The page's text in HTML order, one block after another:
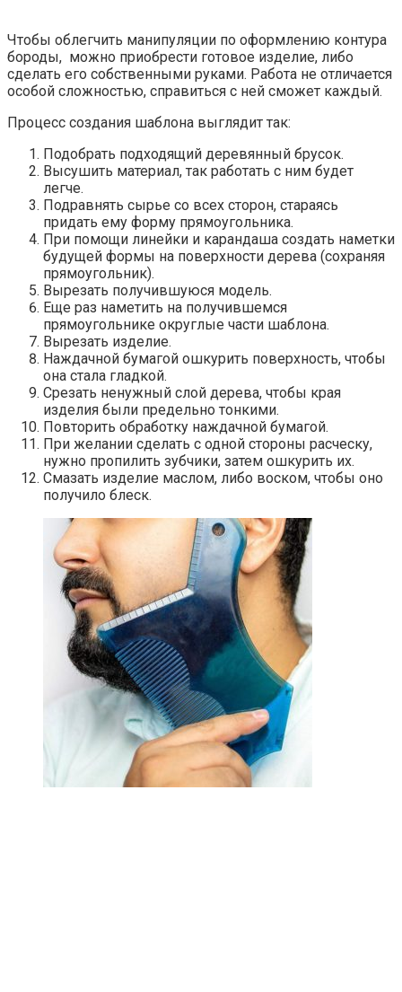
Чтобы облегчить манипуляции по оформлению контура
бороды, можно приобрести готовое изделие, либо
сделать его собственными руками. Работа не отличается
особой сложностью, справиться с ней сможет каждый.
Процесс создания шаблона выглядит так:
Подобрать подходящий деревянный брусок.
Высушить материал, так работать с ним будет
легче.
Подравнять сырье со всех сторон, стараясь
придать ему форму прямоугольника.
При помощи линейки и карандаша создать наметки
будущей формы на поверхности дерева (сохраняя
прямоугольник).
Вырезать получившуюся модель.
Еще раз наметить на получившемся
прямоугольнике округлые части шаблона.
Вырезать изделие.
Наждачной бумагой ошкурить поверхность, чтобы
она стала гладкой.
Срезать ненужный слой дерева, чтобы края
изделия были предельно тонкими.
Повторить обработку наждачной бумагой.
При желании сделать с одной стороны расческу,
нужно пропилить зубчики, затем ошкурить их.
Смазать изделие маслом, либо воском, чтобы оно
получило блеск.